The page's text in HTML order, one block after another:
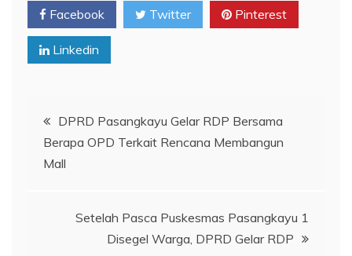
Facebook Twitter Pinterest
Linkedin
Navigasi
pos
DPRD Pasangkayu Gelar RDP Bersama
Berapa OPD Terkait Rencana Membangun
Mall
Setelah Pasca Puskesmas Pasangkayu 1
Disegel Warga, DPRD Gelar RDP